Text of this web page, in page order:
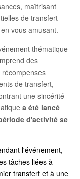
maîtrisant
de transfert
vous amusant.
thématique
des
de transfert,
une sincérité
a été lancé
d'activité se
l'événement,
tâches liées à
transfert et à une